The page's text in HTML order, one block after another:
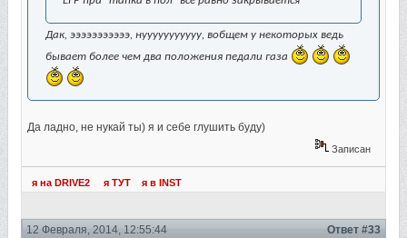
Дак, эээээээээээ, нууууууууууу, вобщем у некоторых ведь
бывает более чем два положения педали газа
Да ладно, не нукай ты) я и себе глушить буду)
Записан
я на DRIVE2 я ТУТ я в INST
12 Февраля, 2014, 12:55:44 Ответ #33